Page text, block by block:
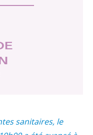
sanitaires, le